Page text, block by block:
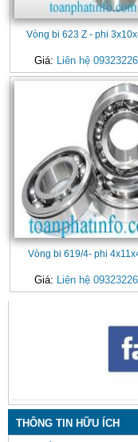
Vòng bi 623 Z - phi
Giá: Liên hệ
Vòng bi 619/4- phi
Giá: Liên hệ
THÔNG TIN HỮU ÍCH